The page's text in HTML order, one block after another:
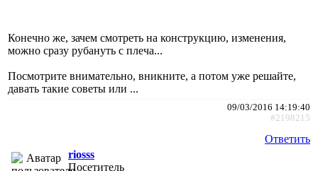
Конечно же, зачем смотреть на конструкцию, изменения,
можно сразу рубануть с плеча...
Посмотрите внимательно, вникните, а потом уже решайте,
давать такие советы или ...
09/03/2016 14:19:40
#2198215
Ответить
riosss
Посетитель